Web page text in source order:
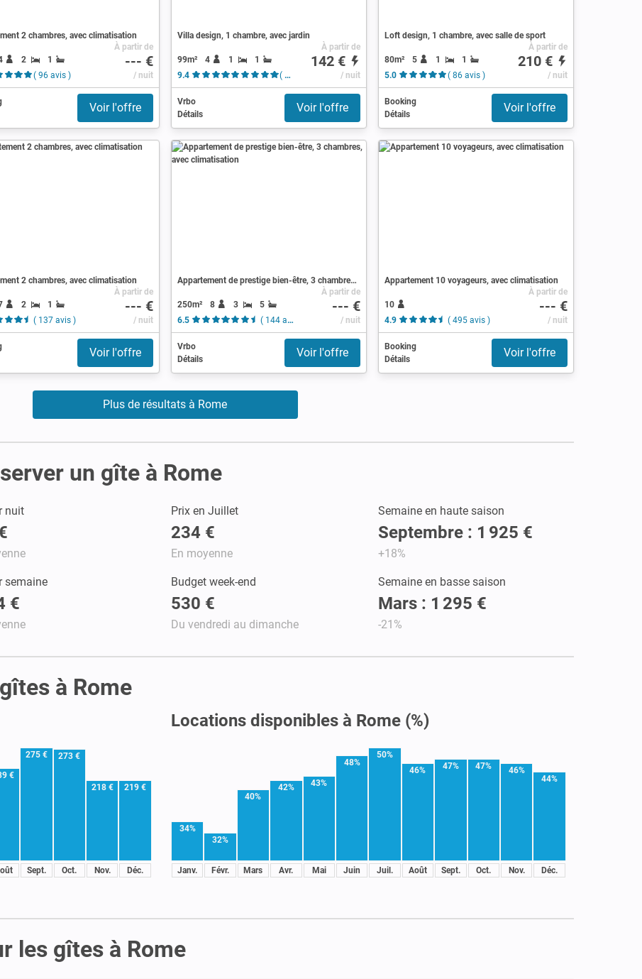
2 chambres, avec climatisation
2
1
( 96 avis )
À partir de
--- €
/ nuit
Voir l'offre
Villa design, 1 chambre, avec jardin
99m² 4 1
1
9.4
( 115 avis )
À partir de
142 €
/ nuit
Vrbo
Détails
Voir l'offre
Loft design, 1 chambre, avec salle de sport
80m² 5 1
1
5.0
( 86 avis )
À partir de
210 €
/ nuit
Booking
Détails
Voir l'offre
2 chambres, avec climatisation
2
1
( 137 avis )
À partir de
--- €
/ nuit
Voir l'offre
Appartement de prestige bien-être, 3 chambres, avec climatisation
250m² 8 3
5
6.5
( 144 avis )
À partir de
--- €
/ nuit
Vrbo
Détails
Voir l'offre
Appartement 10 voyageurs, avec climatisation
10
4.9
( 495 avis )
À partir de
--- €
/ nuit
Booking
Détails
Voir l'offre
Plus de résultats à Rome
un gîte à Rome
nuit Prix en Juillet
234 €
En moyenne
Semaine en haute saison
Septembre : 1 925 €
+18%
semaine
€
Budget week-end
530 €
Du vendredi au dimanche
Semaine en basse saison
Mars : 1 295 €
-21%
à Rome
€
275 €
Sept.
273 €
Oct.
218 €
Nov.
219 €
Déc.
Locations disponibles à Rome (%)
34%
Janv.
32%
Févr.
40%
Mars
42%
Avr.
43%
Mai
48%
Juin
50%
Juil.
46%
Août
47%
Sept.
47%
Oct.
46%
Nov.
44%
Déc.
les gîtes à Rome